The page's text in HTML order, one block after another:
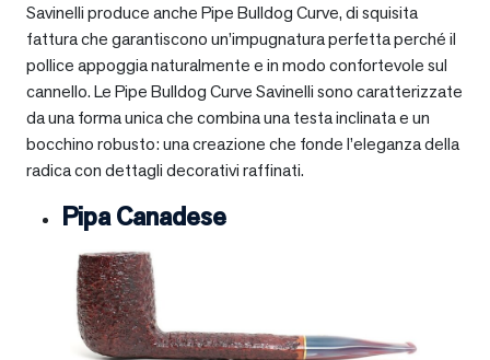
Savinelli produce anche Pipe Bulldog Curve, di squisita
fattura che garantiscono un’impugnatura perfetta perché il
pollice appoggia naturalmente e in modo confortevole sul
cannello. Le Pipe Bulldog Curve Savinelli sono caratterizzate
da una forma unica che combina una testa inclinata e un
bocchino robusto: una creazione che fonde l’eleganza della
radica con dettagli decorativi raffinati.
Pipa Canadese